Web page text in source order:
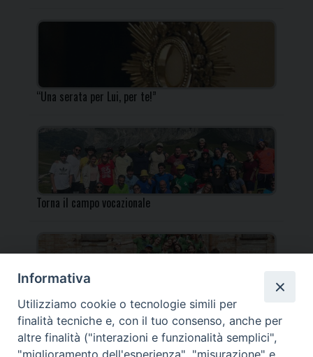
“Una serata per Lui, per te!”
Torna il campo vocazionale
Torna il Campo Missionario Diocesano
Informativa
Utilizziamo cookie o tecnologie simili per
finalità tecniche e, con il tuo consenso, anche per
altre finalità ("interazioni e funzionalità semplici",